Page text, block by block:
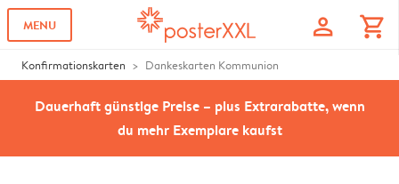
MENU profile shopping_cart
Konfirmationskarten Dankeskarten Kommunion
Dauerhaft günstige Preise – plus Extrarabatte, wenn
du mehr Exemplare kaufst